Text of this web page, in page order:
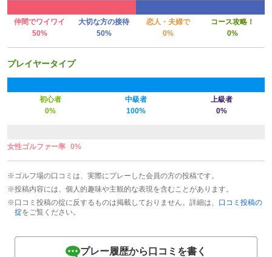
仲間でワイワイ 大切な方の接待 恋人・夫婦で
コース攻略！
50%
50% 0% 0%
プレイヤータイプ
初心者 中級者
上級者
0%
100% 0%
女性ゴルファー率 0%
※ゴルフ場の口コミは、実際にプレーした会員の方の投稿です。
※投稿内容には、個人的趣味や主観的な表現を含むことがあります。
※口コミ投稿の掟に反するものは掲載しておりません。詳細は、 口コミ投稿の
掟をご覧ください。
プレー履歴から口コミを書く